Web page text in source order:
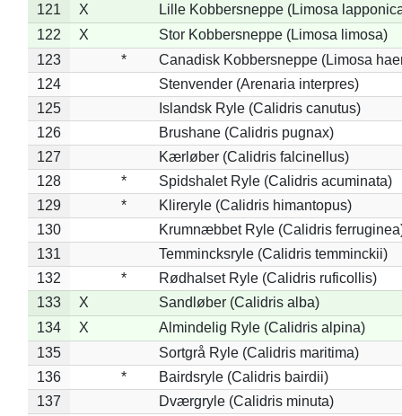
121
X
Lille Kobbersneppe (Limosa
122
X
Stor Kobbersneppe (Limosa limosa)
123
*
Canadisk Kobbersneppe (Limosa
124
Stenvender (Arenaria interpres)
125
Islandsk Ryle (Calidris canutus)
126
Brushane (Calidris pugnax)
127
Kærløber (Calidris falcinellus)
128
*
Spidshalet Ryle (Calidris acuminata)
129
*
Klireryle (Calidris himantopus)
130
Krumnæbbet Ryle (Calidris
131
Temmincksryle (Calidris temminckii)
132
*
Rødhalset Ryle (Calidris ruficollis)
133
X
Sandløber (Calidris alba)
134
X
Almindelig Ryle (Calidris alpina)
135
Sortgrå Ryle (Calidris maritima)
136
*
Bairdsryle (Calidris bairdii)
137
Dværgryle (Calidris minuta)